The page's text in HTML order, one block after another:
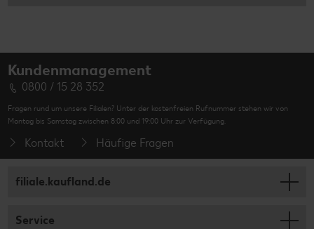
Kundenmanagement
0800 / 15 28 352
Fragen rund um unsere Filialen? Unter der kostenfreien Rufnummer stehen wir von
Montag bis Samstag zwischen 8:00 und 19:00 Uhr zur Verfügung.
Kontakt Häufige Fragen
filiale.kaufland.de
Service